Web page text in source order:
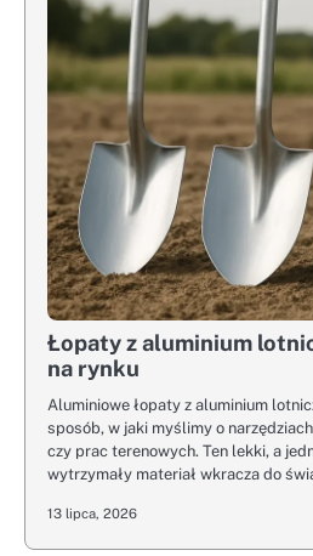
Łopaty z aluminium
na rynku
Aluminiowe łopaty z aluminium
sposób, w jaki myślimy o
czy prac terenowych. Ten lekki, a
wytrzymały materiał wkracza do
13 lipca, 2026